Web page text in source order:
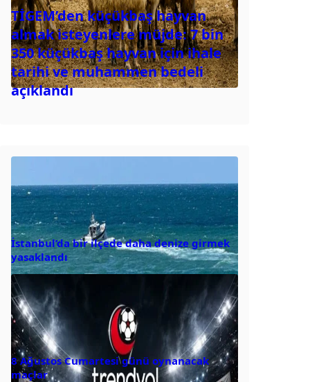
TİGEM’den küçükbaş hayvan
almak isteyenlere müjde: 7 bin
350 küçükbaş hayvan için ihale
tarihi ve muhammen bedeli
açıklandı
İstanbul’da bir ilçede daha denize girmek
yasaklandı
8 Ağustos Cumartesi günü oynanacak
maçlar